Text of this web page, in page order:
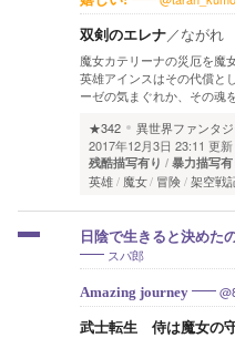
双剣のエレナ／ながれ
魔女カテリーナの災厄を魔
英雄アインスはその代償と
ーゼの気まぐれか、その魂
★342
異世界ファンタ
2017年12月3日 23:11 更新
残酷描写有り 暴力描写有
英雄 魔女 冒険 架空戦
日陰で生きると決めた
スパ郎
Amazing journey
武士転生 侍は魔女の